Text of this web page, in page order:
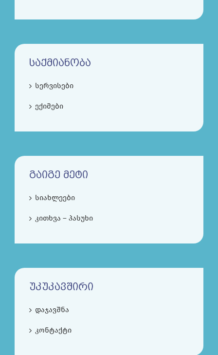
ᲡᲐᲥᲛᲘᲐᲜᲝᲑᲐ
სერვისები
ექიმები
ᲒᲐᲘᲒᲔ ᲛᲔᲢᲘ
სიახლეები
კითხვა – პასუხი
ᲣᲙᲣᲙᲐᲕᲨᲘᲠᲘ
დაჯავშნა
კონტაქტი